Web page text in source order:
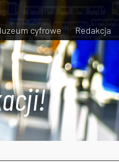
cyfrowe Redakcja